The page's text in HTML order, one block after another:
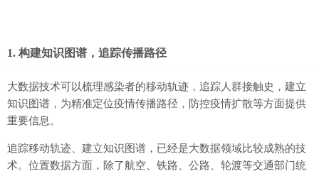
1. 构建知识图谱，追踪传播路径
大数据技术可以梳理感染者的移动轨迹，追踪人群接触史，建立
知识图谱，为精准定位疫情传播路径，防控疫情扩散等方面提供
重要信息。
追踪移动轨迹、建立知识图谱，已经是大数据领域比较成熟的技
术。位置数据方面，除了航空、铁路、公路、轮渡等交通部门统